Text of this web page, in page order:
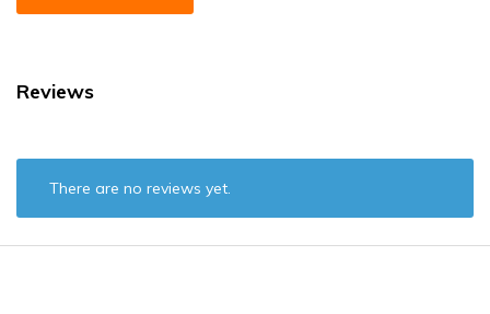
Reviews
There are no reviews yet.